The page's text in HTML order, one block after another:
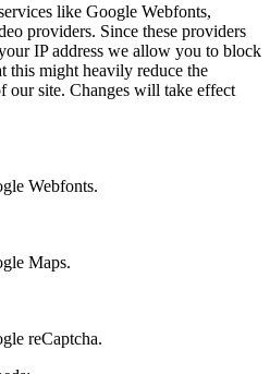
like Google Webfonts,
providers. Since these providers
IP address we allow you to block
this might heavily reduce the
our site. Changes will take effect
Webfonts.
Maps.
reCaptcha.